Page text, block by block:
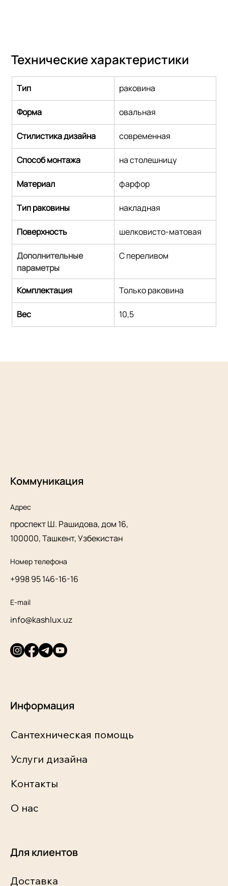
Технические характеристики
Тип раковина
Форма овальная
Стилистика дизайна cовременная
Способ монтажа на столешницу
Материал фарфор
Тип раковины накладная
Поверхность шелковисто-матовая
Дополнительные
параметры
С переливом
Комплектация Только раковина
Вес 10,5
Коммуникация
Адрес
проспект Ш. Рашидова, дом 16,
100000, Ташкент, Узбекистан
Номер телефона
+998 95 146-16-16
E-mail
info@kashlux.uz
Информация
Сантехническая помощь
Услуги дизайна
Контакты
О нас
Для клиентов
Доставка